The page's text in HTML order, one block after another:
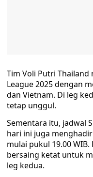
Tim Voli Putri Thailand
League 2025 dengan
dan Vietnam. Di leg
tetap unggul.
Sementara itu, jadwal
hari ini juga
mulai pukul 19.00
bersaing ketat untuk
leg kedua.